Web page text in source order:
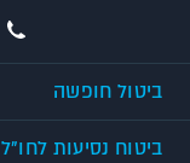
ביטול חופשה
ביטוח נסיעות לחו"ל